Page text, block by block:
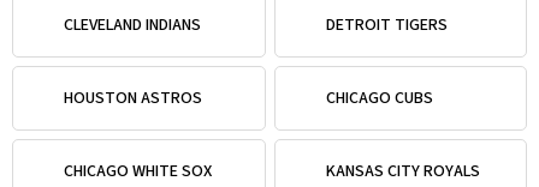
CLEVELAND INDIANS DETROIT TIGERS
HOUSTON ASTROS CHICAGO CUBS
CHICAGO WHITE SOX KANSAS CITY ROYALS